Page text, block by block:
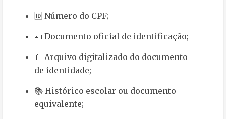
🆔 Número do CPF;
🪪 Documento oficial de identificação;
📄 Arquivo digitalizado do documento
de identidade;
📚 Histórico escolar ou documento
equivalente;